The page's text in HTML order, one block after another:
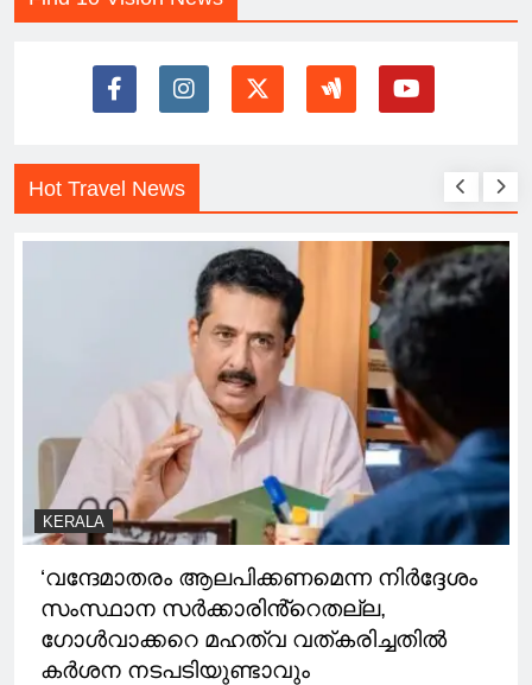
Hot Travel News
KERALA
‘വന്ദേമാതരം ആലപിക്കണമെന്ന നിർദ്ദേശം
സംസ്ഥാന സർക്കാരിൻ്റെതല്ല,
ഗോൾവാക്കറെ മഹത്വ വത്കരിച്ചതിൽ
കർശന നടപടിയുണ്ടാവും